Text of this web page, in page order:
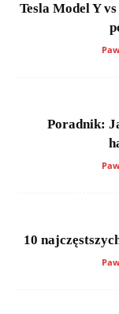
Tesla Model Y
Poradnik:
10